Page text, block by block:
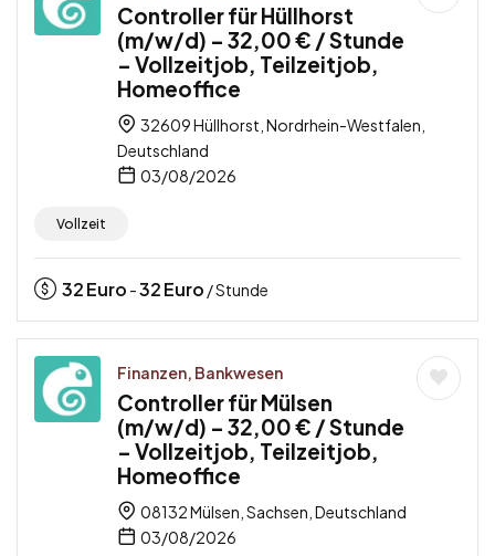
Controller für Hüllhorst
(m/w/d) – 32,00 € / Stunde
– Vollzeitjob, Teilzeitjob,
Homeoffice
32609 Hüllhorst, Nordrhein-Westfalen,
Deutschland
03/08/2026
Vollzeit
32Euro -32Euro / Stunde
Finanzen, Bankwesen
Controller für Mülsen
(m/w/d) – 32,00 € / Stunde
– Vollzeitjob, Teilzeitjob,
Homeoffice
08132 Mülsen, Sachsen, Deutschland
03/08/2026